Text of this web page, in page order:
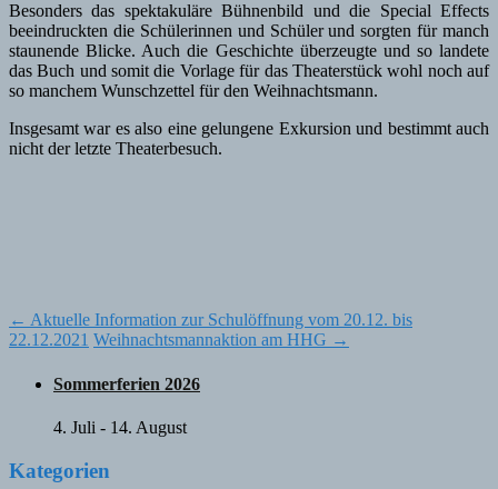
Besonders das spektakuläre Bühnenbild und die Special Effects
beeindruckten die Schülerinnen und Schüler und sorgten für manch
staunende Blicke. Auch die Geschichte überzeugte und so landete
das Buch und somit die Vorlage für das Theaterstück wohl noch auf
so manchem Wunschzettel für den Weihnachtsmann.
Insgesamt war es also eine gelungene Exkursion und bestimmt auch
nicht der letzte Theaterbesuch.
Post
navigation
← Aktuelle Information zur Schulöffnung vom 20.12. bis
22.12.2021 Weihnachtsmannaktion am HHG →
Sommerferien 2026
4. Juli - 14. August
Kategorien